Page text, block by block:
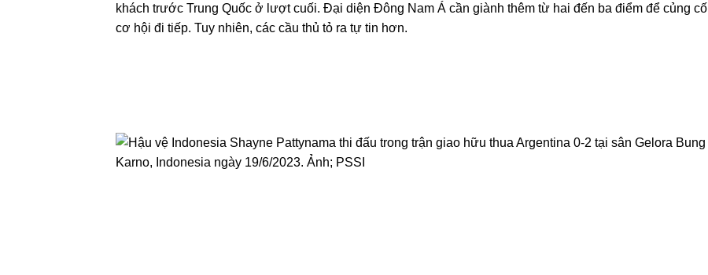
khách trước Trung Quốc ở lượt cuối. Đại diện Đông Nam Á cần giành thêm từ hai đến ba điểm để củng cố
cơ hội đi tiếp. Tuy nhiên, các cầu thủ tỏ ra tự tin hơn.